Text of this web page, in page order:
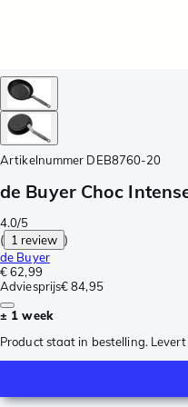
Artikelnummer DEB8760-20
de Buyer Choc
4.0/5
( 1 review )
de Buyer
€ 62,99
Adviesprijs€ 84,95
± 1 week
Product staat in bestelling.